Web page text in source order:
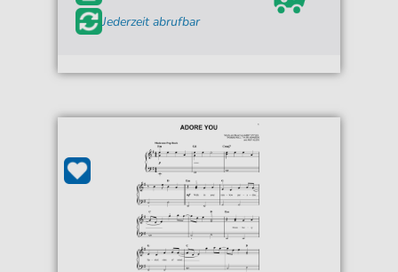
Jederzeit abrufbar